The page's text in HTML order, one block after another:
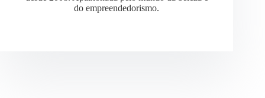
do empreendedorismo.